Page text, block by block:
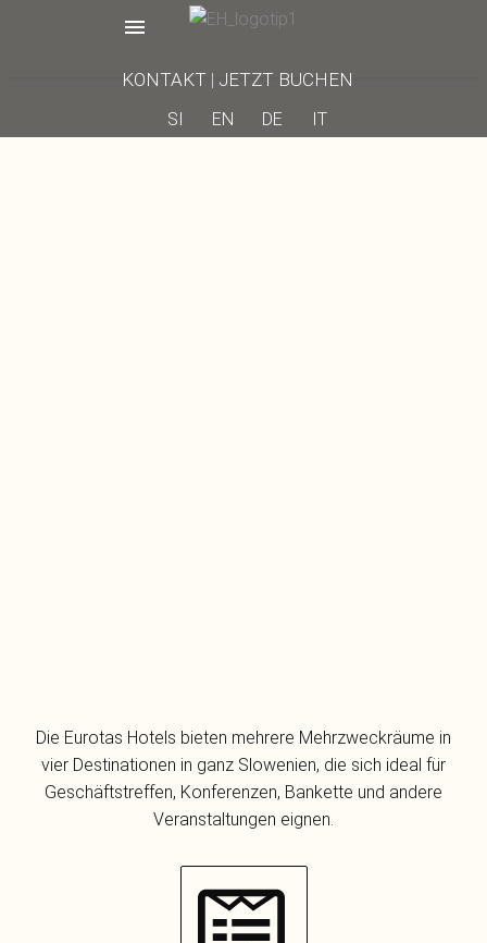
KONTAKT | JETZT BUCHEN
SI EN DE IT
Die Eurotas Hotels bieten mehrere Mehrzweckräume in
vier Destinationen in ganz Slowenien, die sich ideal für
Geschäftstreffen, Konferenzen, Bankette und andere
Veranstaltungen eignen.